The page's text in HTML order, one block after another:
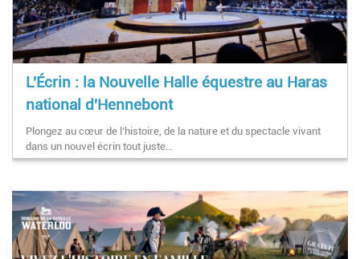
L'Écrin : la Nouvelle Halle équestre au Haras
national d'Hennebont
Plongez au cœur de l’histoire, de la nature et du spectacle vivant
dans un nouvel écrin tout juste…